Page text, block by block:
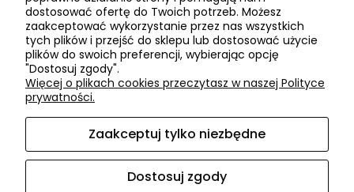
O firmie
Informacje o firmie
Kontakt
dacter.pl
Akcesoria meblowe DAC TER | ul. Przepiórki 56, 02-410
Warszawa, woj. mazowieckie | E-mail:sklep@dacter.plTel.:
602677377| NIP: 5220052421 REGON: 012076264
dostosować ofertę do Twoich potrzeb. Możesz
zaakceptować wykorzystanie przez nas wszystkich
tych plików i przejść do sklepu lub dostosować użycie
plików do swoich preferencji, wybierając opcję
"Dostosuj zgody".
Więcej o plikach cookies przeczytasz w naszej Polityce
prywatności.
Zaakceptuj tylko niezbędne
Dostosuj zgody